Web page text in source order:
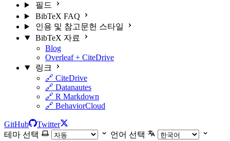
필드
BibTeX FAQ
인용 및 참고문헌 스타일
BibTeX 자료
Blog
Overleaf + CiteDrive
링크
🔗 CiteDrive
🔗 Datanautes
🔗 R Markdown
🔗 BehaviorCloud
GitHub
Twitter
테마 선택
언어 선택